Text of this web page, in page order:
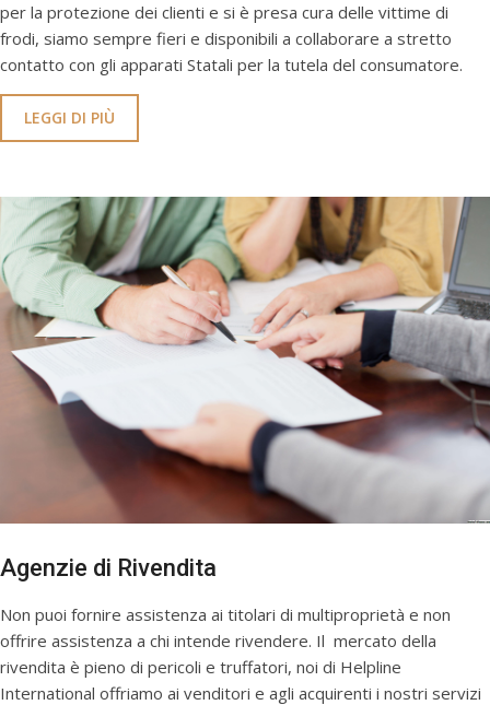
per la protezione dei clienti e si è presa cura delle vittime di
frodi, siamo sempre fieri e disponibili a collaborare a stretto
contatto con gli apparati Statali per la tutela del consumatore.
LEGGI DI PIÙ
Agenzie di Rivendita
Non puoi fornire assistenza ai titolari di multiproprietà e non
offrire assistenza a chi intende rivendere. Il mercato della
rivendita è pieno di pericoli e truffatori, noi di Helpline
International offriamo ai venditori e agli acquirenti i nostri servizi